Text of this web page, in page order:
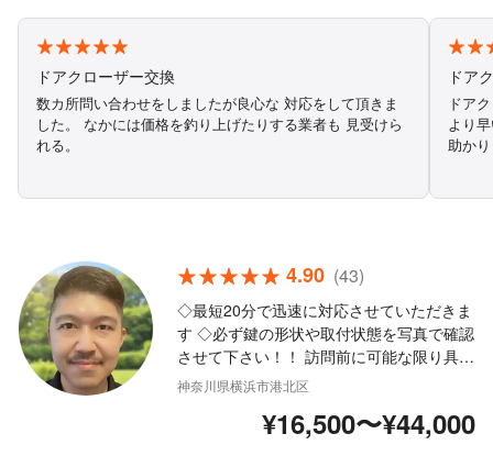
間外の対応もご相談ください ★損害保険加
ドアクローザー交換
数カ所問い合わせをしましたが良心な 対応をして頂きま
した。 なかには価格を釣り上げたりする業者も 見受けら
れる。
ドア
ドア
より
助かりました。 他に
4.90 (43)
◇最短20分で迅速に対応させていただきま
す ◇必ず鍵の形状や取付状態を写真で確認
させて下さい！！ 訪問前に可能な限り具体
的な見積りをご案内いたします ◇防犯設備
や大手企業様からのお仕事も多数経験して
神奈川県横浜市港北区
¥16,500〜¥44,000